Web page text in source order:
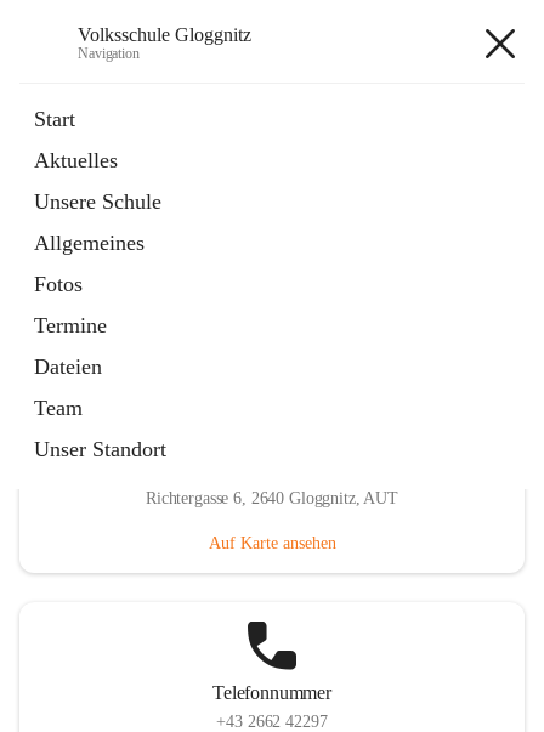
Volksschule Gloggnitz
Navigation
Start
Aktuelles
Unsere Schule
Allgemeines
Fotos
Termine
Dateien
Team
Unser Standort
Seite
in
Tab
Elternverein
öffnet
in
neuem
Tab
Richtergasse 6, 2640 Gloggnitz, AUT
Auf Karte ansehen
Telefonnummer
+43 2662 42297